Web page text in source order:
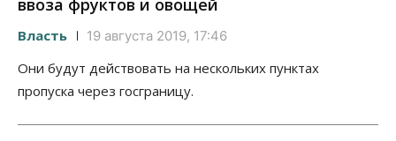
ввоза фруктов и овощей
Власть 19 августа 2019, 17:46
Они будут действовать на нескольких пунктах
пропуска через госграницу.